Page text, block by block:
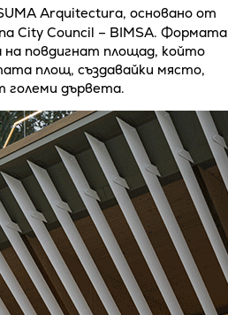
Arquitectura, основано от
City Council – BIMSA. Формата
на повдигнат площад, който
площ, създавайки място,
големи дървета.